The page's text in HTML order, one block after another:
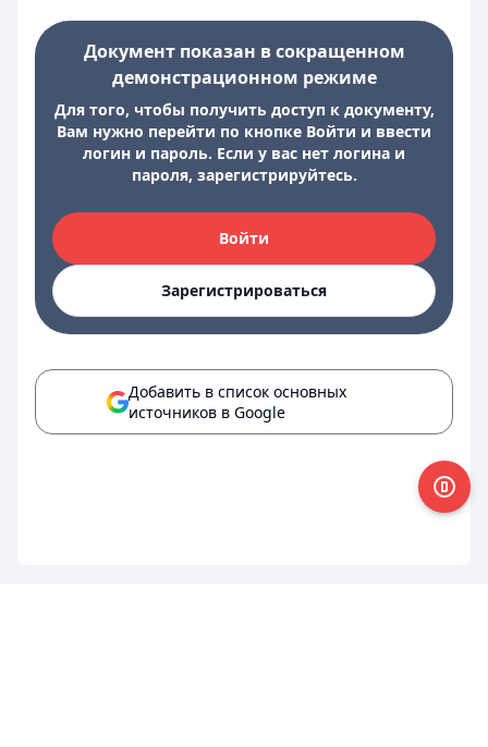
Документ показан в сокращенном
демонстрационном режиме
Для того, чтобы получить доступ к документу,
Вам нужно перейти по кнопке Войти и ввести
логин и пароль. Если у вас нет логина и
пароля, зарегистрируйтесь.
Войти
Зарегистрироваться
Добавить в список основных
источников в Google